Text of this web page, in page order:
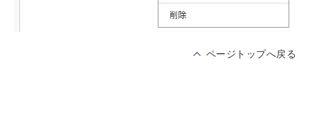
ページトップへ戻る